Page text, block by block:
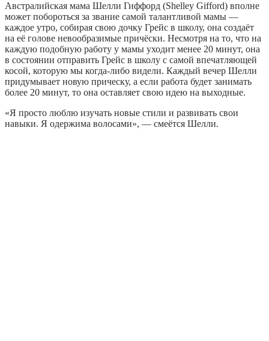
Австралийская мама Шелли Гиффорд (Shelley Gifford) вполне
может побороться за звание самой талантливой мамы —
каждое утро, собирая свою дочку Грейс в школу, она создаёт
на её голове невообразимые причёски. Несмотря на то, что на
каждую подобную работу у мамы уходит менее 20 минут, она
в состоянии отправить Грейс в школу с самой впечатляющей
косой, которую мы когда-либо видели. Каждый вечер Шелли
придумывает новую прическу, а если работа будет занимать
более 20 минут, то она оставляет свою идею на выходные.
«Я просто люблю изучать новые стили и развивать свои
навыки. Я одержима волосами», — смеётся Шелли.